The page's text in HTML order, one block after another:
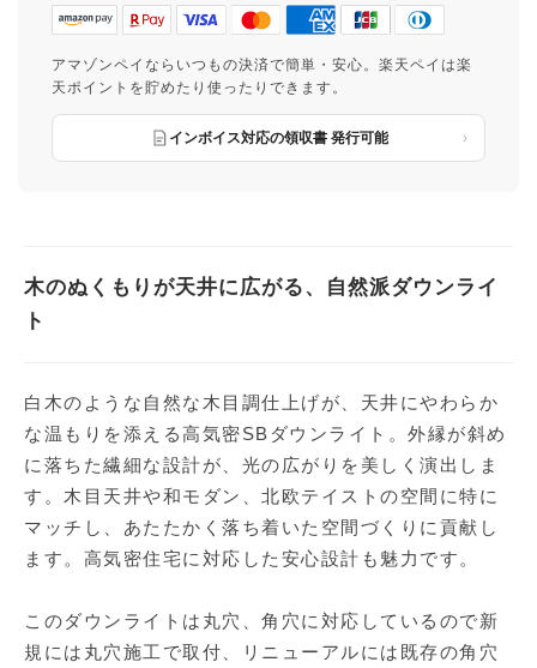
アマゾンペイならいつもの決済で簡単・安心。楽天ペイは楽
天ポイントを貯めたり使ったりできます。
インボイス対応の領収書 発行可能
木のぬくもりが天井に広がる、自然派ダウンライ
ト
白木のような自然な木目調仕上げが、天井にやわらか
な温もりを添える高気密SBダウンライト。外縁が斜め
に落ちた繊細な設計が、光の広がりを美しく演出しま
す。木目天井や和モダン、北欧テイストの空間に特に
マッチし、あたたかく落ち着いた空間づくりに貢献し
ます。高気密住宅に対応した安心設計も魅力です。
このダウンライトは丸穴、角穴に対応しているので新
規には丸穴施工で取付、リニューアルには既存の角穴